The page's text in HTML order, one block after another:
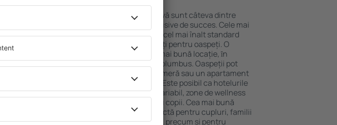
O varietate de servicii și o locație atractivă sunt câteva dintre
elementele cheie ale unui hotel All-Inclusive de succes. Cele mai
bune hoteluri din Columbus garantează cel mai înalt standard
pentru servicii și o gamă largă de facilități pentru oaspeți. O
cazare cu standarde ridicate oferă cea mai bună locație, ȋn
apropiere de principalele distracţii din Columbus. Oaspeții pot
folosi parcarea gratuită și pot alege o cameră sau un apartament
care să corespundă perfect nevoilor lor. Este posibil ca hotelurile
cu standarde ȋnalte să ofere un meniu variabil, zone de wellness
precum spa și fitness, și activități pentru copii. Cea mai bună
cazare în Columbus este o alegere perfectă pentru cupluri, familii
și persoane aflate în călătorie de afaceri, precum și pentru